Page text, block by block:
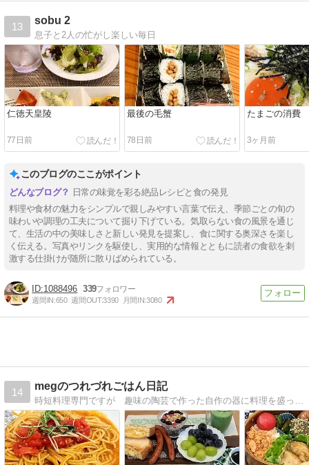
13
sobu 2
息子と2人の忙がし楽しい毎日
仁徳天皇陵
77日前
最後の毛蟹
78日前
たまごの消費
3ヶ月前
このブログのここがポイント
日常の味覚を彩る絶品レシピと食の発見
料理や食材の魅力をシンプルで親しみやすい言葉で伝え、季節ごとの旬の
味わいや調理の工夫について掘り下げている。気取らない食の風景を通じ
て、生活の中の美味しさと新しい発見を提案し、食に関する奥深さを楽し
く伝える。写真やリンクを駆使し、実用的な情報とともに読者の食欲を刺
激する仕掛けが随所に散りばめられている。
1088496 339
週間IN:650 週間OUT:3390 月間IN:3080
14
megのつれづれごはん日記